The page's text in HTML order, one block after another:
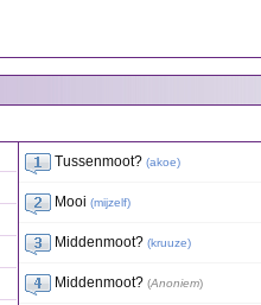
Tussenmoot? (akoe)
Mooi (mijzelf)
Middenmoot? (kruuze)
Middenmoot? (Anoniem)